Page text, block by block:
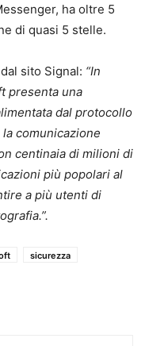
ha oltre 5
di quasi 5 stelle.
sito Signal: “In
presenta una
dal protocollo
comunicazione
centinaia di milioni di
più popolari al
a più utenti di
sicurezza